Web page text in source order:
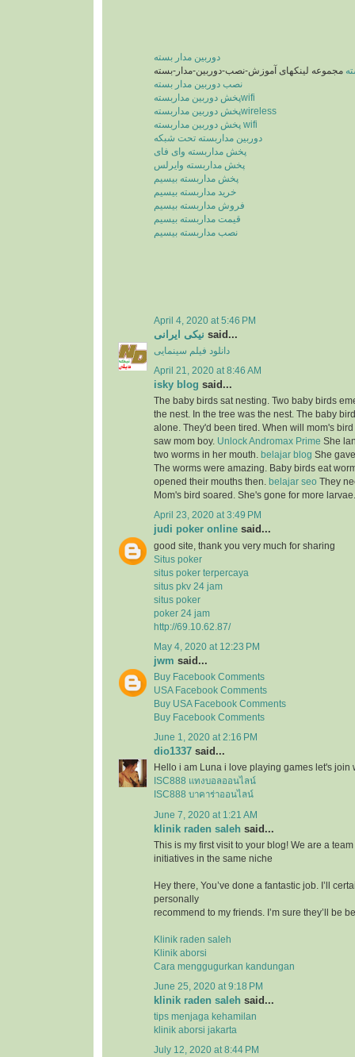
دوربین مدار بسته
نصب دوربین مدار بسته
پخش دوربین مداربستهwifi
پخش دوربین مداربستهwireless
پخش دوربین مداربسته wifi
دوربین مداربسته تحت شبکه
پخش مداربسته وای فای
پخش مداربسته وایرلس
پخش مداربسته بیسیم
خرید مداربسته بیسیم
فروش مداربسته بیسیم
قیمت مداربسته بیسیم
نصب مداربسته بیسیم
April 4, 2020 at 5:46 PM
نیکی ایرانی said...
دانلود فیلم سینمایی
April 21, 2020 at 8:46 AM
isky blog said...
The baby birds sat nesting. Two baby birds
the nest. In the tree was the nest. The baby
alone. They'd been tired. When will mom's
saw mom boy. Unlock Andromax Prime She
two worms in her mouth.
belajar blog She
The worms were amazing. Baby birds eat
opened their mouths then.
belajar seo They
Mom's bird soared. She's gone for more
April 23, 2020 at 3:49 PM
judi poker online said...
good site, thank you very much for sharing
Situs poker
situs poker terpercaya
situs pkv 24 jam
situs poker
poker 24 jam
http://69.10.62.87/
May 4, 2020 at 12:23 PM
jwm said...
Buy Facebook Comments
USA Facebook Comments
Buy USA Facebook Comments
Buy Facebook Comments
June 1, 2020 at 2:16 PM
dio1337 said...
Hello i am Luna i love playing games let's join
ISC888 แทงบอลออนไลน์
ISC888 บาคาร่าออนไลน์
June 7, 2020 at 1:21 AM
klinik raden saleh said...
This is my first visit to your blog! We are a
initiatives in the same niche
Hey there, You’ve done a fantastic job. I’ll
personally
recommend to my friends. I’m sure they’ll be
Klinik raden saleh
Klinik aborsi
Cara menggugurkan kandungan
June 25, 2020 at 9:18 PM
klinik raden saleh said...
tips menjaga kehamilan
klinik aborsi jakarta
July 12, 2020 at 8:44 PM